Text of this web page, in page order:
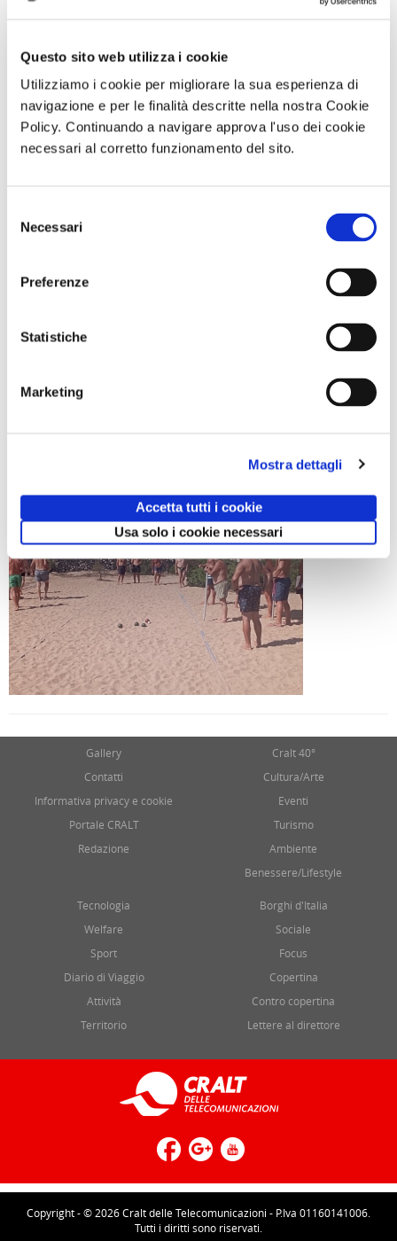
Questo sito web utilizza i cookie
Utilizziamo i cookie per migliorare la sua esperienza di
navigazione e per le finalità descritte nella nostra Cookie
Policy. Continuando a navigare approva l'uso dei cookie
necessari al corretto funzionamento del sito.
delNecessari
Preferenze
Statistiche
Marketing
Mostra dettagli
Accetta tutti i cookie
Usa solo i cookie necessari
Gallery
Contatti
Informativa privacy e cookie
Portale CRALT
Redazione
Cralt 40°
Cultura/Arte
Eventi
Turismo
Ambiente
Benessere/Lifestyle
Tecnologia
Welfare
Sport
Diario di Viaggio
Attività
Territorio
Borghi d'Italia
Sociale
Focus
Copertina
Contro copertina
Lettere al direttore
Copyright - © 2026 Cralt delle Telecomunicazioni - P.Iva 01160141006.
Tutti i diritti sono riservati.